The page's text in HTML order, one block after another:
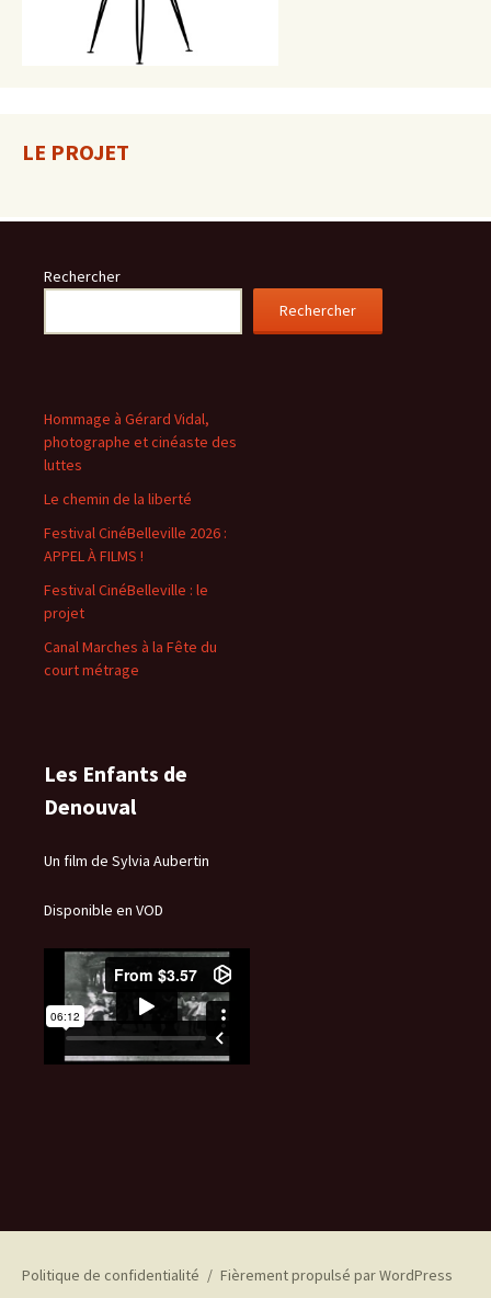
LE PROJET
Rechercher
Rechercher
Hommage à Gérard Vidal,
photographe et cinéaste des
luttes
Le chemin de la liberté
Festival CinéBelleville 2026 :
APPEL À FILMS !
Festival CinéBelleville : le
projet
Canal Marches à la Fête du
court métrage
Les Enfants de
Denouval
Un film de Sylvia Aubertin
Disponible en VOD
Politique de confidentialité Fièrement propulsé par WordPress